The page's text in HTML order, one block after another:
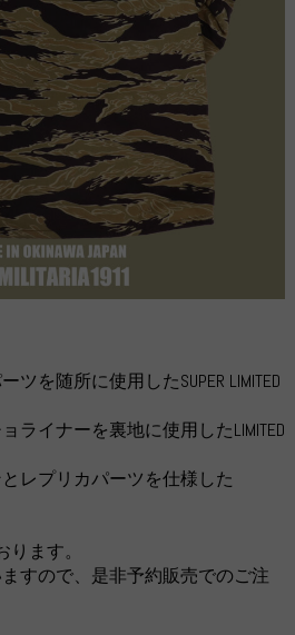
を随所に使用したSUPER LIMITED
ライナーを裏地に使用したLIMITED
レプリカパーツを仕様した
ます。
すので、是非予約販売でのご注